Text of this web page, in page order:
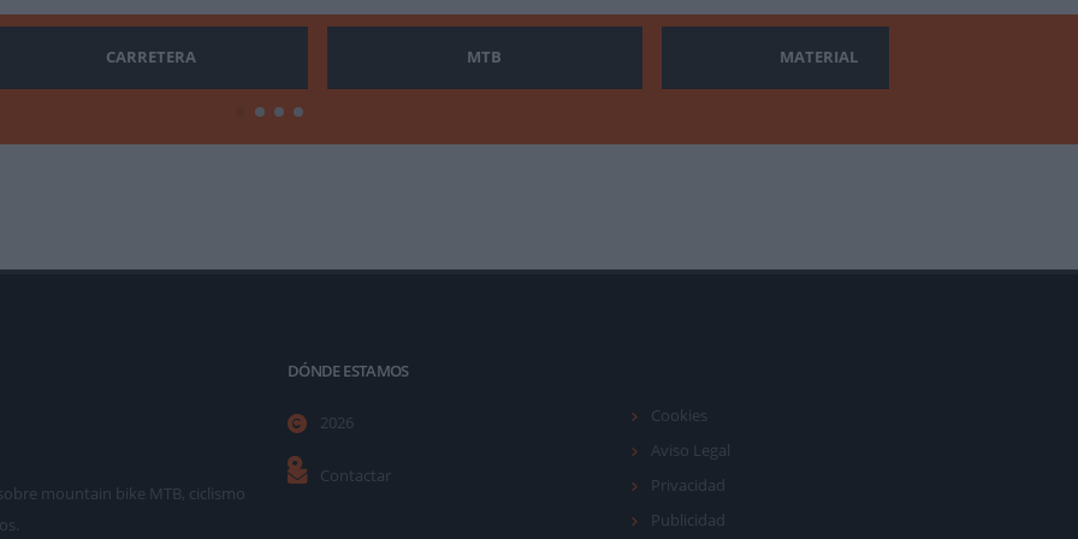
CARRETERA MTB MATERIAL
mountain bike MTB, ciclismo
DÓNDE ESTAMOS
2026
Contactar
Cookies
Aviso Legal
Privacidad
Publicidad